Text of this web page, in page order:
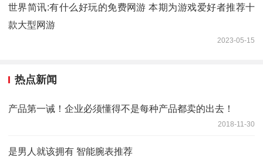
世界简讯:有什么好玩的免费网游 本期为游戏爱好者推荐十
款大型网游
2023-05-15
热点新闻
产品第一诫！企业必须懂得不是每种产品都卖的出去！
2018-11-30
是男人就该拥有 智能腕表推荐